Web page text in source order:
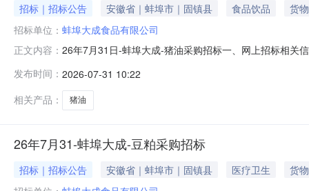
招标｜招标公告 安徽省｜蚌埠市｜固镇县 食品饮品
货物
招标单位： 蚌埠大成食品有限公司
正文内容： 26年7月31日-蚌埠大成-猪油采购招标一、网上招标相关
食品有限公司智慧饲料厂5.投标资格：大成集团合格供
发布时间： 2026-07-31 10:22
相关产品：
猪油
26年7月31-蚌埠大成-豆粕采购招标
招标｜招标公告 安徽省｜蚌埠市｜固镇县 医疗卫生
货物